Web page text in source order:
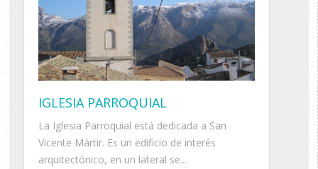
IGLESIA PARROQUIAL
La Iglesia Parroquial está dedicada a San
Vicente Mártir. Es un edificio de interés
arquitectónico, en un lateral se...